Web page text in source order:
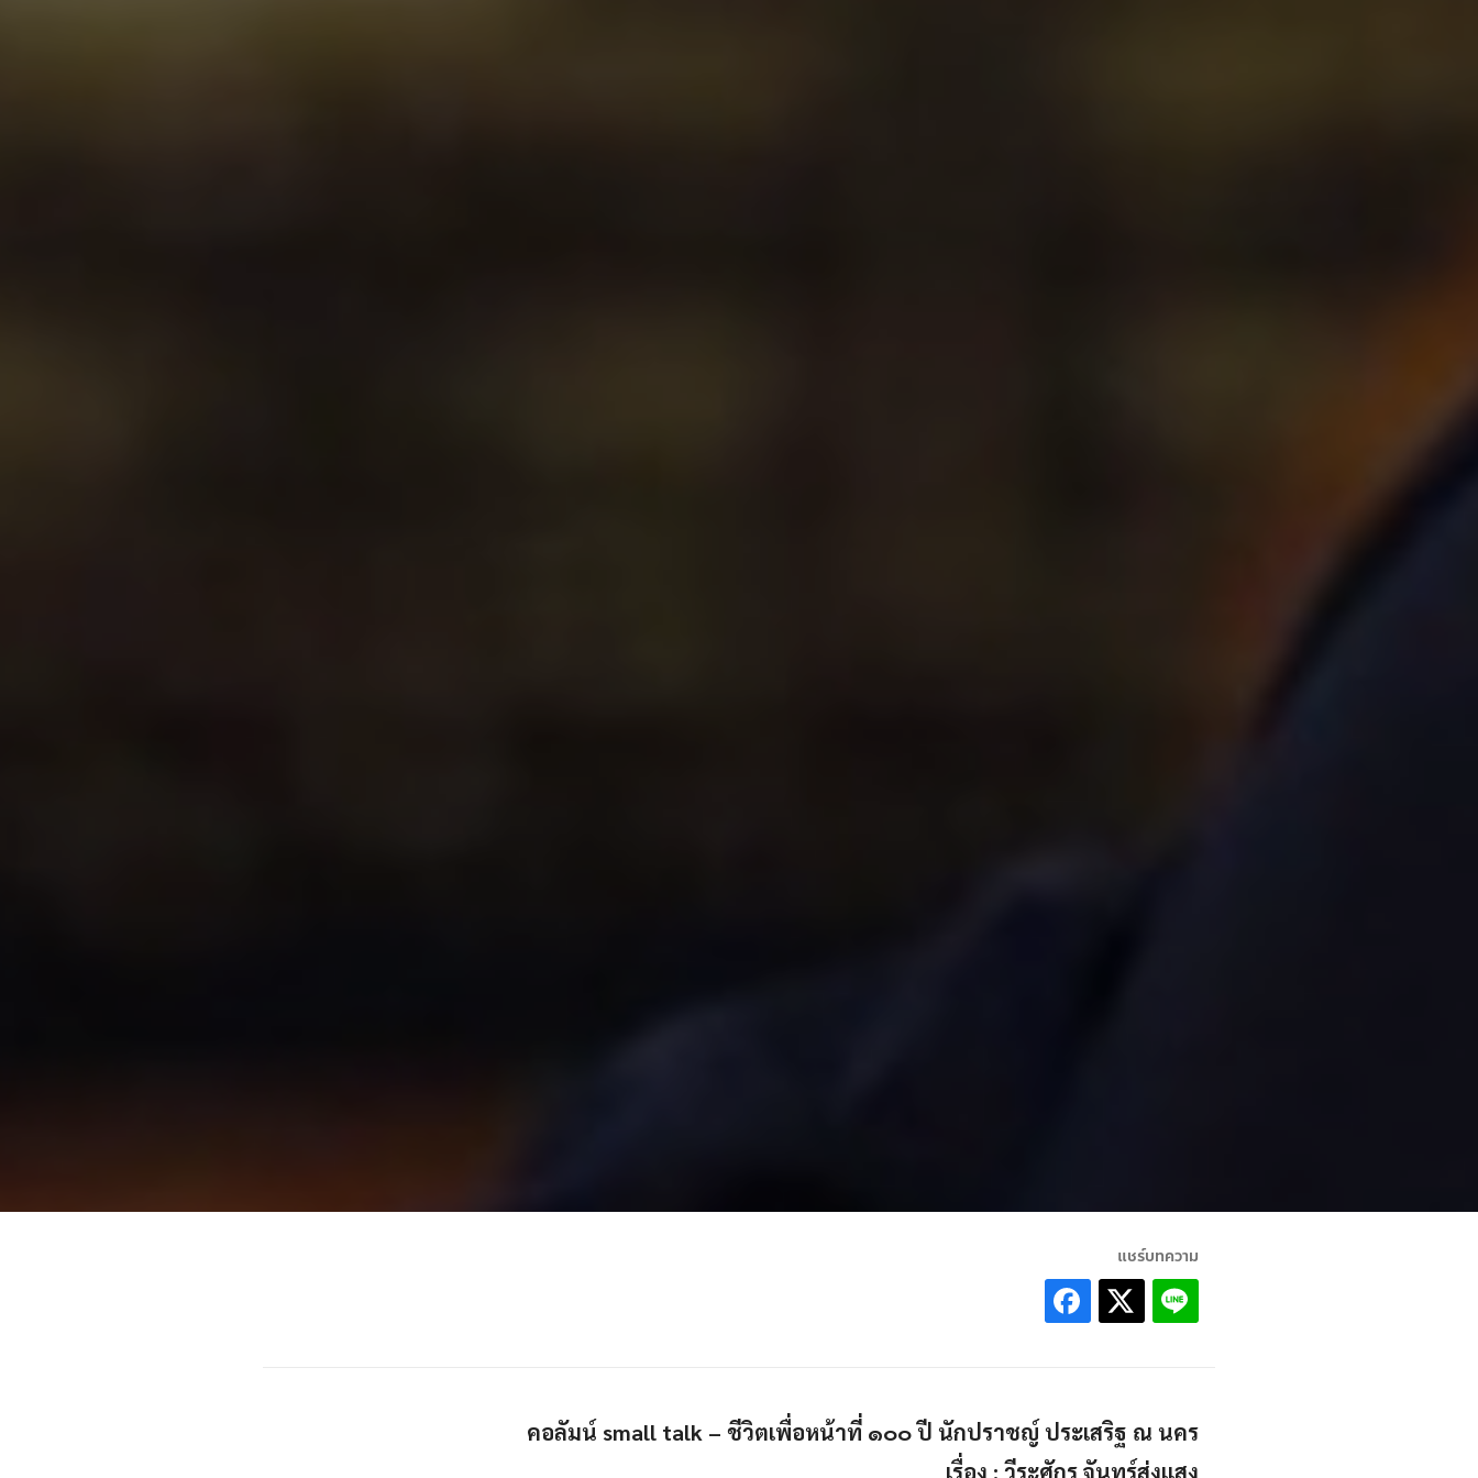
แชร์บทความ
คอลัมน์ small talk – ชีวิตเพื่อหน้าที่ ๑๐๐ ปี นักปราชญ์ ประเสริฐ ณ นคร
เรื่อง : วีระศักร จันทร์ส่งแสง